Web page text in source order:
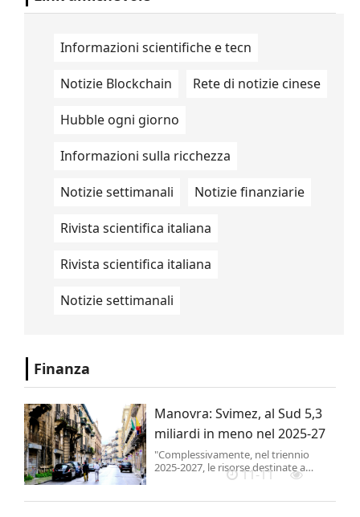
Informazioni scientifiche e tecn
Notizie Blockchain Rete di notizie cinese
Hubble ogni giorno
Informazioni sulla ricchezza
Notizie settimanali Notizie finanziarie
Rivista scientifica italiana
Rivista scientifica italiana
Notizie settimanali
Finanza
Manovra: Svimez, al Sud 5,3
miliardi in meno nel 2025-27
"Complessivamente, nel triennio
2025-2027, le risorse destinate a
misure specifiche per il Mezzogiorno
euro".
11-11